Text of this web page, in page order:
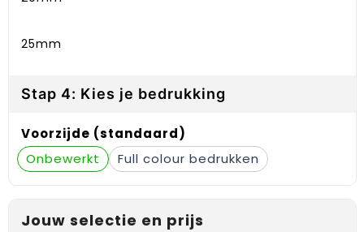
25mm
Stap 4: Kies je bedrukking
Voorzijde (standaard)
Onbewerkt
Full colour
Jouw selectie en prijs